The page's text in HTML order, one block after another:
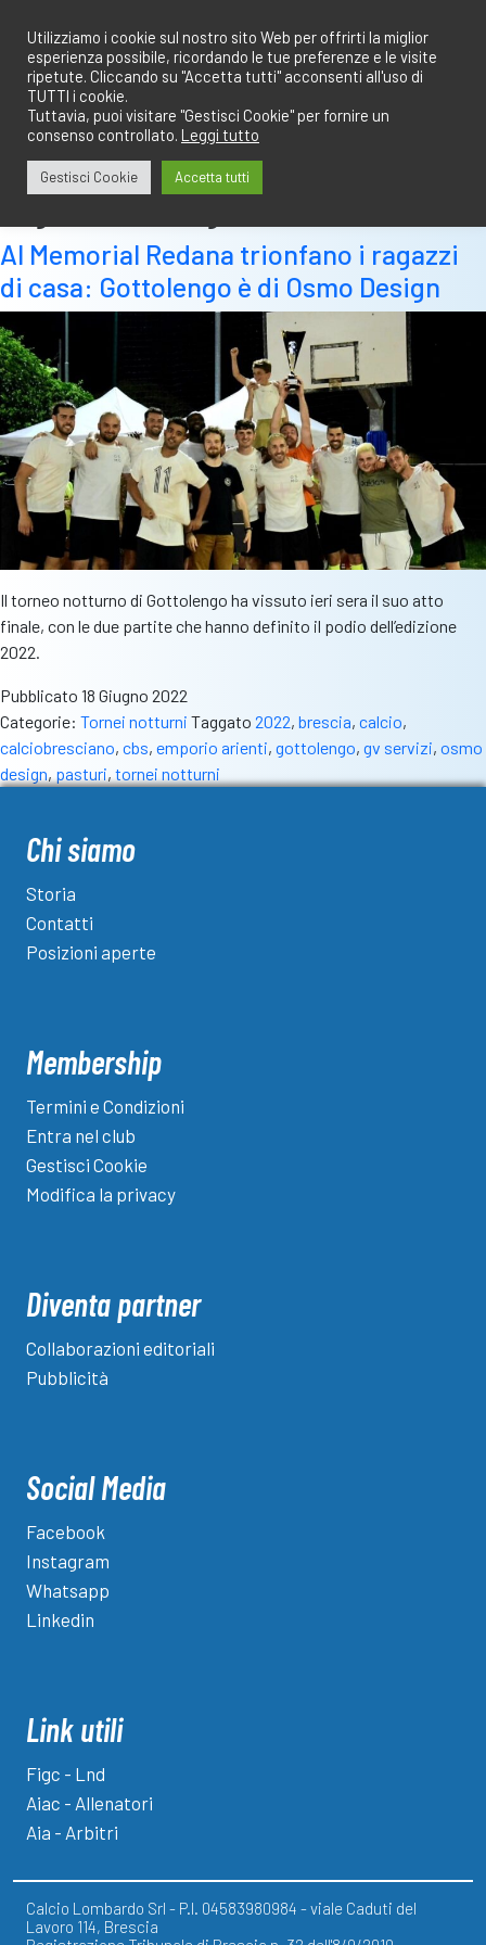
contenuto
Al Memorial Redana trionfano i ragazzi
di casa: Gottolengo è di Osmo Design
Il torneo notturno di Gottolengo ha vissuto ieri sera il suo atto
finale, con le due partite che hanno definito il podio dell’edizione
2022.
Pubblicato 18 Giugno 2022
Categorie: Tornei notturni Taggato 2022, brescia, calcio,
calciobresciano, cbs, emporio arienti, gottolengo, gv servizi, osmo
design, pasturi, tornei notturni
Chi siamo
Storia
Contatti
Posizioni aperte
Membership
Termini e Condizioni
Entra nel club
Gestisci Cookie
Modifica la privacy
Diventa partner
Collaborazioni editoriali
Pubblicità
Social Media
Facebook
Instagram
Whatsapp
Linkedin
Link utili
Figc - Lnd
Aiac - Allenatori
Aia - Arbitri
Calcio Lombardo Srl - P.I. 04583980984 - viale Caduti del
Lavoro 114, Brescia
Utilizziamo i cookie sul nostro sito Web per offrirti la miglior
esperienza possibile, ricordando le tue preferenze e le visite
ripetute. Cliccando su "Accetta tutti" acconsenti all'uso di
TUTTI i cookie.
Tuttavia, puoi visitare "Gestisci Cookie" per fornire un
consenso controllato. Leggi tutto
Gestisci Cookie Accetta tutti